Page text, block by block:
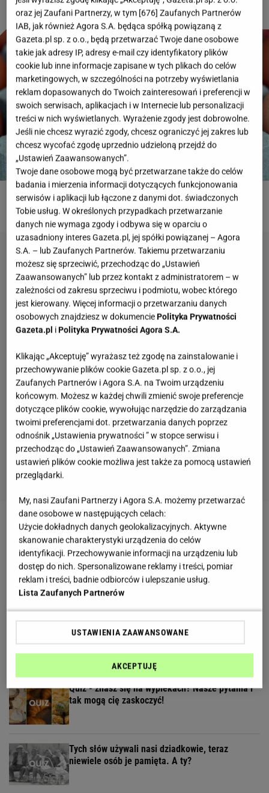
ROZWIĄŻ QUIZ
Kulinarny quiz wiedzy. 11/11 zdobędą tylko
prawdziwi smakosze!
Sieć ma oczy czy oka? Quiz tak podchwytliwy, że
złapiesz się za głowę!
Słodki quiz dla łasuchów. Rozpoznasz te pyszne
ciasta na zdjęciach?
Quiz - znasz się na wypiekach? Nasze pytania i
tak mogą cię zaskoczyć!
Tych słów używali nasi dziadkowie, teraz
niewiele osób je pamięta. A ty?
oraz jej Zaufani Partnerzy, w tym [676] Zaufanych Partnerów
IAB, jak również Agora S.A. będąca spółką powiązaną z
Gazeta.pl sp. z o.o., będą przetwarzać Twoje dane osobowe
takie jak adresy IP, adresy e-mail czy identyfikatory plików
cookie lub inne informacje zapisane w tych plikach do celów
marketingowych, w szczególności na potrzeby wyświetlania
reklam dopasowanych do Twoich zainteresowań i preferencji w
swoich serwisach, aplikacjach i w Internecie lub personalizacji
treści w nich wyświetlanych. Wyrażenie zgody jest dobrowolne.
Jeśli nie chcesz wyrazić zgody, chcesz ograniczyć jej zakres lub
chcesz wycofać zgodę uprzednio udzieloną przejdź do
„Ustawień Zaawansowanych”.
Twoje dane osobowe mogą być przetwarzane także do celów
badania i mierzenia informacji dotyczących funkcjonowania
serwisów i aplikacji lub łączone z danymi dot. świadczonych
Tobie usług. W określonych przypadkach przetwarzanie
danych nie wymaga zgody i odbywa się w oparciu o
uzasadniony interes Gazeta.pl, jej spółki powiązanej – Agora
S.A. – lub Zaufanych Partnerów. Takiemu przetwarzaniu
możesz się sprzeciwić, przechodząc do „Ustawień
Zaawansowanych” lub przez kontakt z administratorem – w
zależności od zakresu sprzeciwu i podmiotu, wobec którego
jest kierowany. Więcej informacji o przetwarzaniu danych
osobowych znajdziesz w dokumencie Polityka Prywatności
Gazeta.pl i Polityka Prywatności Agora S.A.
Klikając „Akceptuję” wyrażasz też zgodę na zainstalowanie i
przechowywanie plików cookie Gazeta.pl sp. z o.o., jej
Zaufanych Partnerów i Agora S.A. na Twoim urządzeniu
końcowym. Możesz w każdej chwili zmienić swoje preferencje
dotyczące plików cookie, wywołując narzędzie do zarządzania
twoimi preferencjami dot. przetwarzania danych poprzez
odnośnik „Ustawienia prywatności ” w stopce serwisu i
przechodząc do „Ustawień Zaawansowanych”. Zmiana
ustawień plików cookie możliwa jest także za pomocą ustawień
przeglądarki.
My, nasi Zaufani Partnerzy i Agora S.A. możemy przetwarzać
dane osobowe w następujących celach:
Użycie dokładnych danych geolokalizacyjnych. Aktywne
skanowanie charakterystyki urządzenia do celów
identyfikacji. Przechowywanie informacji na urządzeniu lub
dostęp do nich. Spersonalizowane reklamy i treści, pomiar
reklam i treści, badnie odbiorców i ulepszanie usług.
Lista Zaufanych Partnerów
USTAWIENIA ZAAWANSOWANE
AKCEPTUJĘ